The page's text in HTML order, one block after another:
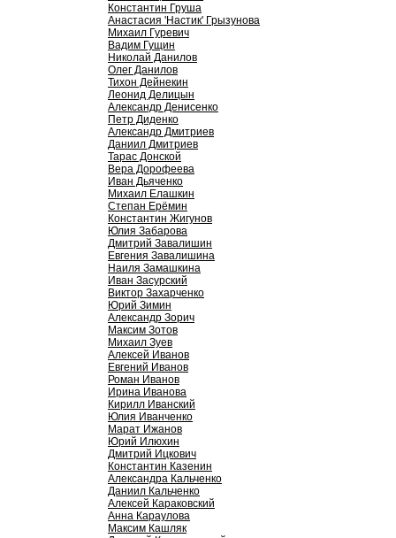
Константин Груша
Анастасия 'Настик' Грызунова
Михаил Гуревич
Вадим Гущин
Николай Данилов
Олег Данилов
Тихон Дейнекин
Леонид Делицын
Александр Денисенко
Петр Диденко
Александр Дмитриев
Даниил Дмитриев
Тарас Донской
Вера Дорофеева
Иван Дьяченко
Михаил Елашкин
Степан Ерёмин
Константин Жигунов
Юлия Забарова
Дмитрий Завалишин
Евгения Завалишина
Наиля Замашкина
Иван Засурский
Виктор Захарченко
Юрий Зимин
Александр Зорич
Максим Зотов
Михаил Зуев
Алексей Иванов
Евгений Иванов
Роман Иванов
Ирина Иванова
Кирилл Иванский
Юлия Иванченко
Марат Ижанов
Юрий Илюхин
Дмитрий Ицкович
Константин Казенин
Александра Кальченко
Даниил Кальченко
Алексей Караковский
Анна Караулова
Максим Кашляк